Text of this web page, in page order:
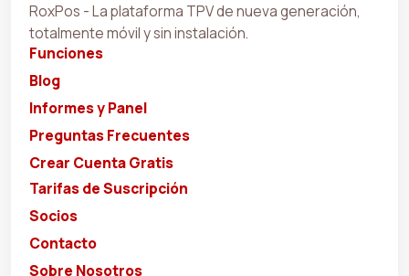
RoxPos - La plataforma TPV de nueva generación,
totalmente móvil y sin instalación.
Funciones
Blog
Informes y Panel
Preguntas Frecuentes
Crear Cuenta Gratis
Tarifas de Suscripción
Socios
Contacto
Sobre Nosotros